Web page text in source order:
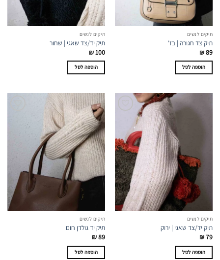
תיקים לנשים
תיק צד חגורה | בז'
₪89
הוספה לסל
תיקים לנשים
תיק יד/צד שאגי | שחור
₪100
הוספה לסל
תיקים לנשים
תיק יד/צד שאגי | ירוק
₪79
הוספה לסל
תיקים לנשים
תיק יד גולדן חום
₪89
הוספה לסל